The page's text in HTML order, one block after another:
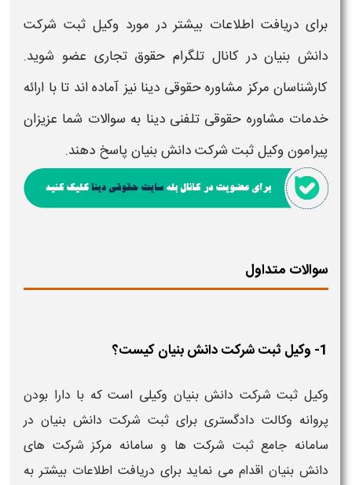
برای دریافت اطلاعات بیشتر در مورد وکیل ثبت شرکت
دانش بنیاندر کانال تلگرام حقوق تجاری عضو شوید.
کارشناسان مرکز مشاوره حقوقی دینا نیز آماده اند تا با ارائه
خدمات مشاوره حقوقی تلفنی دینا به سوالات شما عزیزان
پیرامونوکیل ثبت شرکت دانش بنیانپاسخ دهند.
سوالات متداول
1- وکیل ثبت شرکت دانش بنیان کیست؟
وکیل ثبت شرکت دانش بنیان وکیلی است که با دارا بودن
پروانه وکالت دادگستری برای ثبت شرکت دانش بنیان در
سامانه جامع ثبت شرکت ها و سامانه مرکز شرکت های
دانش بنیان اقدام می نماید برای دریافت اطلاعات بیشتر به